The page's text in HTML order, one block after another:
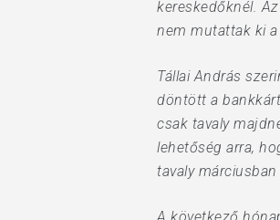
kereskedőknél.
nem mutattak ki
Tállai András
döntött a
csak tavaly
lehetőség arra,
tavaly